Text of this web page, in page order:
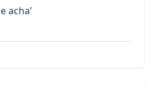
acha’